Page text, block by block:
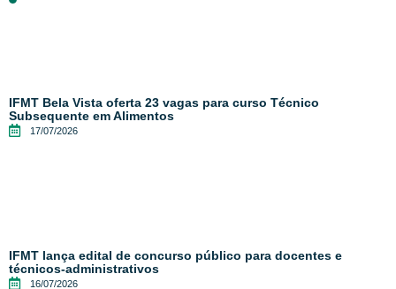
IFMT Bela Vista oferta 23 vagas para curso Técnico
Subsequente em Alimentos
17/07/2026
IFMT lança edital de concurso público para docentes e
técnicos-administrativos
16/07/2026